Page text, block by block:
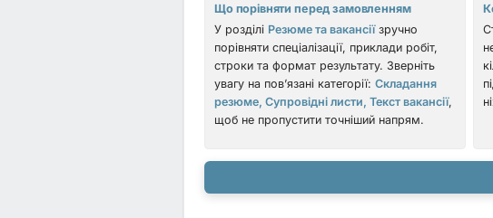
Почнімо
Обирайте фахівця або розміщуйте власну
та вакансії, які допомагають знайти роботу чи
Що порівняти перед замовленням
У розділі Резюме та вакансіїзручно
порівняти спеціалізації, приклади робіт,
строки та формат результату. Зверніть
увагу на пов’язані категорії: Складання
резюме, Супровідні листи, Текст вакансії,
щоб не пропустити точніший напрям.